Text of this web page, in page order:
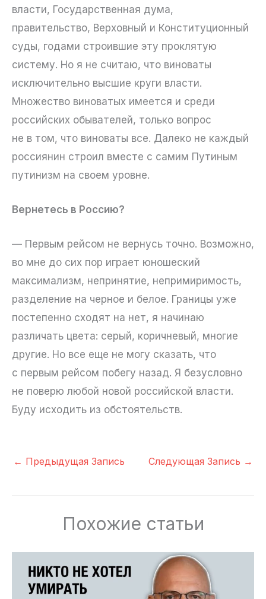
власти, Государственная дума,
правительство, Верховный и Конституционный
суды, годами строившие эту проклятую
систему. Но я не считаю, что виноваты
исключительно высшие круги власти.
Множество виноватых имеется и среди
российских обывателей, только вопрос
не в том, что виноваты все. Далеко не каждый
россиянин строил вместе с самим Путиным
путинизм на своем уровне.
Вернетесь в Россию?
— Первым рейсом не вернусь точно. Возможно,
во мне до сих пор играет юношеский
максимализм, непринятие, непримиримость,
разделение на черное и белое. Границы уже
постепенно сходят на нет, я начинаю
различать цвета: серый, коричневый, многие
другие. Но все еще не могу сказать, что
с первым рейсом побегу назад. Я безусловно
не поверю любой новой российской власти.
Буду исходить из обстоятельств.
← Предыдущая Запись Следующая Запись →
Похожие статьи